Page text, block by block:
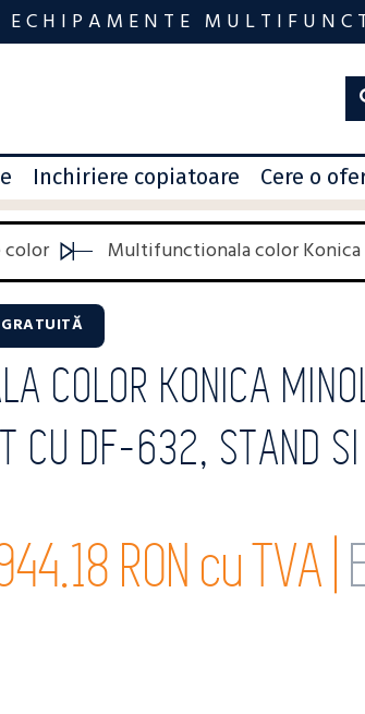
ECHIPAMENTE
Inchiriere copiatoare Cere o
Multifunctionala color Konica
COLOR KONICA
CU DF-632, STAND SI
RON cu TVA |